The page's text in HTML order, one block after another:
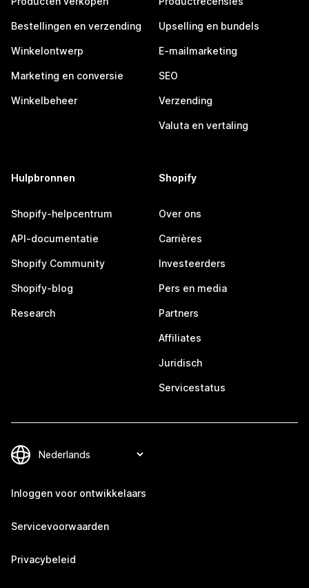
Bestellingen en verzending
Winkelontwerp
Marketing en conversie
Winkelbeheer
Upselling en bundels
E-mailmarketing
SEO
Verzending
Valuta en vertaling
Hulpbronnen
Shopify-helpcentrum
API-documentatie
Shopify Community
Shopify-blog
Research
Shopify
Over ons
Carrières
Investeerders
Pers en media
Partners
Affiliates
Juridisch
Servicestatus
Inloggen voor ontwikkelaars
Servicevoorwaarden
Privacybeleid